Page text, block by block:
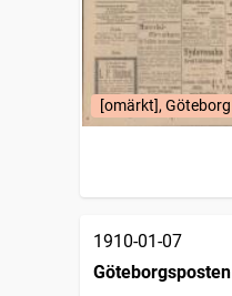
[omärkt], Göteborg
1910-01-07
Göteborgsposten